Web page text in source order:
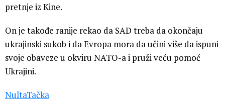
pretnje iz Kine.
On je takođe ranije rekao da SAD treba da okončaju
ukrajinski sukob i da Evropa mora da učini više da ispuni
svoje obaveze u okviru NATO-a i pruži veću pomoć
Ukrajini.
NultaTačka